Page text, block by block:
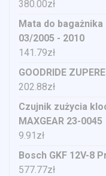
380.00zł
Mata do bagażnika
03/2005 - 2010
141.79zł
GOODRIDE
202.88zł
Czujnik zużycia
MAXGEAR 23-0045
9.91 zł
Bosch GKF 12V-8
577.77zł